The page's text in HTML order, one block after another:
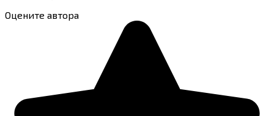
Оцените автора